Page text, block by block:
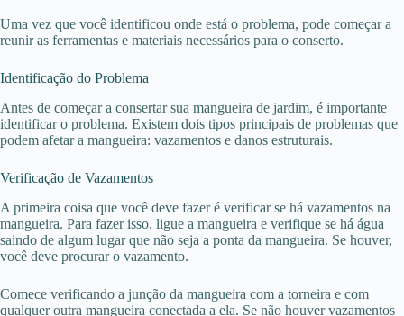
Uma vez que você identificou onde está o problema, pode começar a
reunir as ferramentas e materiais necessários para o conserto.
Identificação do Problema
Antes de começar a consertar sua mangueira de jardim, é importante
identificar o problema. Existem dois tipos principais de problemas que
podem afetar a mangueira: vazamentos e danos estruturais.
Verificação de Vazamentos
A primeira coisa que você deve fazer é verificar se há vazamentos na
mangueira. Para fazer isso, ligue a mangueira e verifique se há água
saindo de algum lugar que não seja a ponta da mangueira. Se houver,
você deve procurar o vazamento.
Comece verificando a junção da mangueira com a torneira e com
qualquer outra mangueira conectada a ela. Se não houver vazamentos